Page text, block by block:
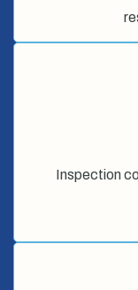
Inspection